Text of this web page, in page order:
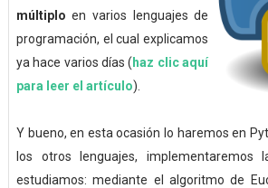
múltiplo en varios lenguajes de
programación, el cual explicamos
ya hace varios días ( haz clic aquí
para leer el artículo).
Y bueno, en esta ocasión lo haremos en
los otros lenguajes, implementaremos
estudiamos: mediante el algoritmo de